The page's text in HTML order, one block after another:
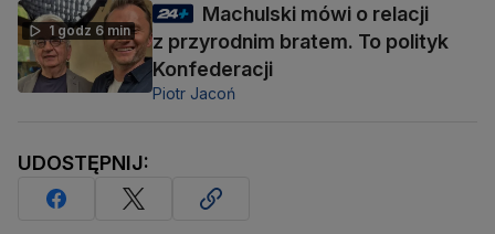
1 godz 6 min
Machulski mówi o relacji
z przyrodnim bratem. To polityk
Konfederacji
Piotr Jacoń
UDOSTĘPNIJ: